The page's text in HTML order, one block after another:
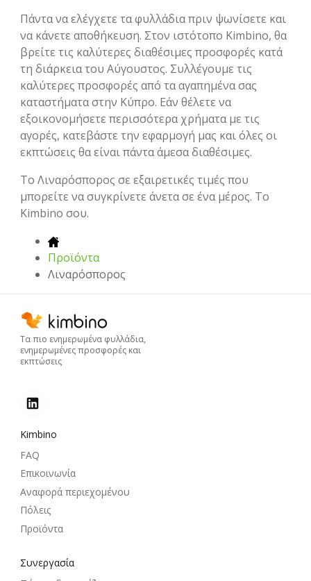
Πάντα να ελέγχετε τα φυλλάδια πριν ψωνίσετε και
να κάνετε αποθήκευση. Στον ιστότοπο Kimbino, θα
βρείτε τις καλύτερες διαθέσιμες προσφορές κατά
τη διάρκεια του Αύγουστος. Συλλέγουμε τις
καλύτερες προσφορές από τα αγαπημένα σας
καταστήματα στην Κύπρο. Εάν θέλετε να
εξοικονομήσετε περισσότερα χρήματα με τις
αγορές, κατεβάστε την εφαρμογή μας και όλες οι
εκπτώσεις θα είναι πάντα άμεσα διαθέσιμες.
To Λιναρόσπορος σε εξαιρετικές τιμές που
μπορείτε να συγκρίνετε άνετα σε ένα μέρος. Το
Kimbino σου.
Προϊόντα
Λιναρόσπορος
Τα πιο ενημερωμένα φυλλάδια,
ενημερωμένες προσφορές και
εκπτώσεις
Kimbino
FAQ
Επικοινωνία
Αναφορά περιεχομένου
Πόλεις
Προϊόντα
Συνεργασία